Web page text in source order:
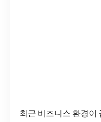
최근 비즈니스 환경이